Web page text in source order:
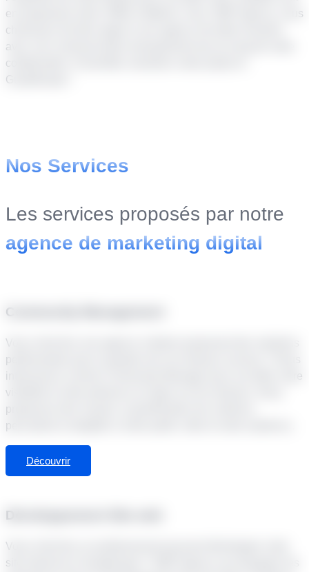
en propulsant votre chiffre d’affaires. Avec SMP Agency, vous
choisissez de faire appel à une agence de taille humaine
avec une communication transparente tout au long de notre
collaboration. Ensemble, boostons votre projet en
Guadeloupe !
Nos Services
Les services proposés par notre
agence de marketing digital
Community Management
Vous cherchez une agence créative proposant des solutions
performantes pour la gestion de vos réseaux sociaux ? Nous
intervenons comme Community Manager pour accroître votre
visibilité et votre présence en ligne sur les réseaux. Nous
proposons des visuels, la planification de contenus
percutants et adaptés à votre public cible et votre audience.
Découvrir
Développement Site web
Vous cherchez un professionnel pouvant développer votre
site internet en Guadeloupe ? SMP Agency accompagne les